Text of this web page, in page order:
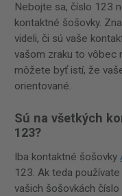
Nebojte sa, číslo 123
kontaktné šošovky.
videli, či sú vaše
vašom zraku to vôbec
môžete byť istí, že
orientované.
Sú na všetkých
123?
Iba kontaktné šošovky
123. Ak teda
vašich šošovkách